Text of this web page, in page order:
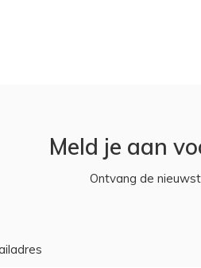
Meld je aan
Ontvang de